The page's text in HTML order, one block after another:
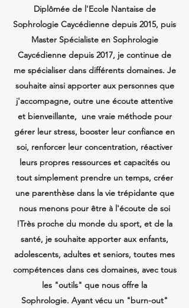
Diplômée de l'Ecole Nantaise de
Sophrologie Caycédienne depuis 2015, puis
Master Spécialiste en Sophrologie
Caycédienne depuis 2017, je continue de
me spécialiser dans différents domaines. Je
souhaite ainsi apporter aux personnes que
j'accompagne, outre une écoute attentive
et bienveillante, une vraie méthode pour
gérer leur stress, booster leur confiance en
soi, renforcer leur concentration, réactiver
leurs propres ressources et capacités ou
tout simplement prendre un temps, créer
une parenthèse dans la vie trépidante que
nous menons pour être à l'écoute de soi
!Très proche du monde du sport, et de la
santé, je souhaite apporter aux enfants,
adolescents, adultes et seniors, toutes mes
compétences dans ces domaines, avec tous
les "outils" que nous offre la
Sophrologie. Ayant vécu un "burn-out"